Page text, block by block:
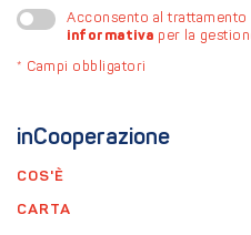
inCooperazione
COS'È
CARTA
Acconsento al trattamento
informativa per la
* Campi obbligatori